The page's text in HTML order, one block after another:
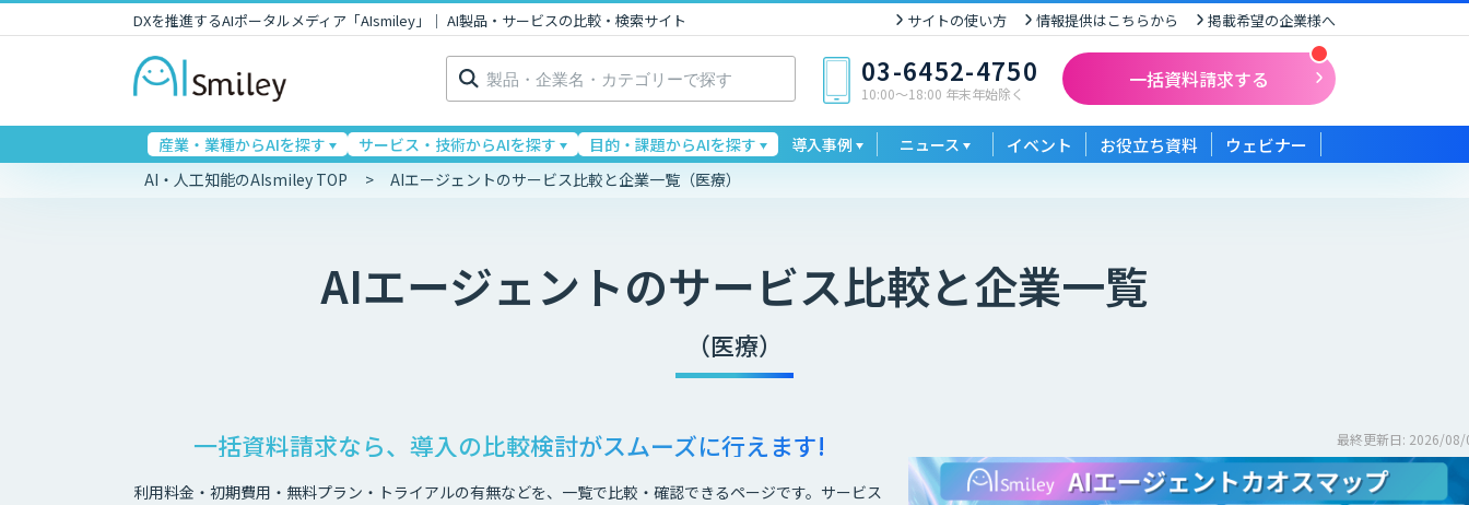
DXを推進するAIポータルメディア「AIsmiley」｜ AI製品・サービスの比較・検索サイト サイトの使い方 情報提供はこちらから 掲載希望の企業様へ
検
索: 03-6452-4750
10:00〜18:00 年末年始除く
一括資料請求する
産業・業種からAIを探す サービス・技術からAIを探す 目的・課題からAIを探す 導入事例 ニュース イベント お役立ち資料 ウェビナー
AI・人工知能のAIsmiley TOP AIエージェントのサービス比較と企業一覧（医療）
AIエージェントのサービス比較と企業一覧
（医療）
一括資料請求なら、導入の比較検討がスムーズに行えます!
利用料金・初期費用・無料プラン・トライアルの有無などを、一覧で比較・確認できるページです。サービス
最終更新日: 2026/08/